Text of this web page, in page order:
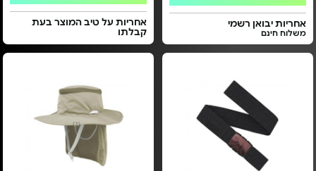
אחריות יבואן רשמי
משלוח חינם
אחריות על טיב המוצר בעת
קבלתו